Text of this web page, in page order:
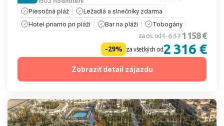
Piesočná pláž
Ležadlá a slnečníky zdarma
Hotel priamo pri pláži
Bar na pláži Tobogány
za os. od1 6371 158 €
-29% za všetkých od2 316 €
Zobraziť detail zájazdu